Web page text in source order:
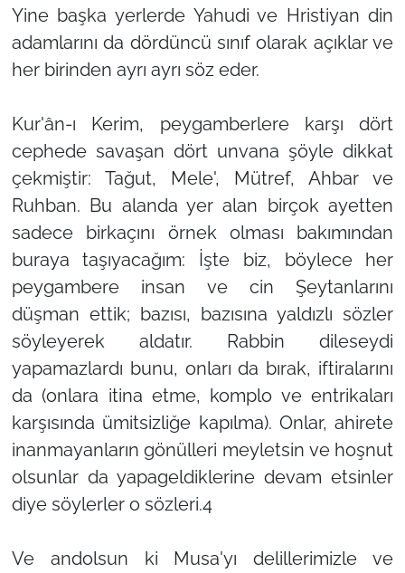
Yine başka yerlerde Yahudi ve Hristiyan din
adamlarını da dördüncü sınıf olarak açıklar ve
her birinden ayrı ayrı söz eder.
Kur'ân-ı Kerim, peygamberlere karşı dört
cephede savaşan dört unvana şöyle dikkat
çekmiştir: Tağut, Mele', Mütref, Ahbar ve
Ruhban. Bu alanda yer alan birçok ayetten
sadece birkaçını örnek olması bakımından
buraya taşıyacağım: İşte biz, böylece her
peygambere insan ve cin Şeytanlarını
düşman ettik; bazısı, bazısına yaldızlı sözler
söyleyerek aldatır. Rabbin dileseydi
yapamazlardı bunu, onları da bırak, iftiralarını
da (onlara itina etme, komplo ve entrikaları
karşısında ümitsizliğe kapılma). Onlar, ahirete
inanmayanların gönülleri meyletsin ve hoşnut
olsunlar da yapageldiklerine devam etsinler
diye söylerler o sözleri.4
Ve andolsun ki Musa'yı delillerimizle ve